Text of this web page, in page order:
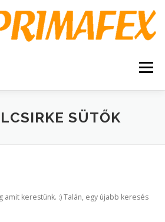
Menü
KAPCSOLAT TERMÉKEK
SÜTŐK
amit kerestünk. :) Talán, egy újabb keresés